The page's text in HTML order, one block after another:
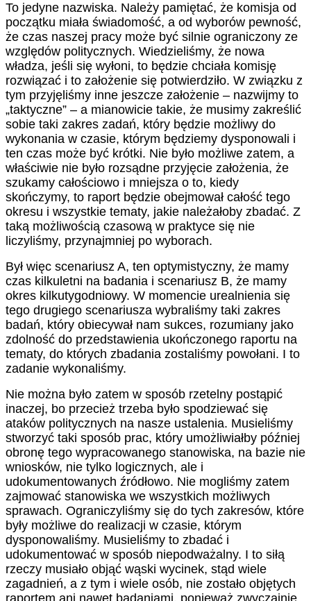
To jedyne nazwiska. Należy pamiętać, że komisja od
początku miała świadomość, a od wyborów pewność,
że czas naszej pracy może być silnie ograniczony ze
względów politycznych. Wiedzieliśmy, że nowa
władza, jeśli się wyłoni, to będzie chciała komisję
rozwiązać i to założenie się potwierdziło. W związku z
tym przyjęliśmy inne jeszcze założenie – nazwijmy to
„taktyczne” – a mianowicie takie, że musimy zakreślić
sobie taki zakres zadań, który będzie możliwy do
wykonania w czasie, którym będziemy dysponowali i
ten czas może być krótki. Nie było możliwe zatem, a
właściwie nie było rozsądne przyjęcie założenia, że
szukamy całościowo i mniejsza o to, kiedy
skończymy, to raport będzie obejmował całość tego
okresu i wszystkie tematy, jakie należałoby zbadać. Z
taką możliwością czasową w praktyce się nie
liczyliśmy, przynajmniej po wyborach.
Był więc scenariusz A, ten optymistyczny, że mamy
czas kilkuletni na badania i scenariusz B, że mamy
okres kilkutygodniowy. W momencie urealnienia się
tego drugiego scenariusza wybraliśmy taki zakres
badań, który obiecywał nam sukces, rozumiany jako
zdolność do przedstawienia ukończonego raportu na
tematy, do których zbadania zostaliśmy powołani. I to
zadanie wykonaliśmy.
Nie można było zatem w sposób rzetelny postąpić
inaczej, bo przecież trzeba było spodziewać się
ataków politycznych na nasze ustalenia. Musieliśmy
stworzyć taki sposób prac, który umożliwiałby później
obronę tego wypracowanego stanowiska, na bazie nie
wniosków, nie tylko logicznych, ale i
udokumentowanych źródłowo. Nie mogliśmy zatem
zajmować stanowiska we wszystkich możliwych
sprawach. Ograniczyliśmy się do tych zakresów, które
były możliwe do realizacji w czasie, którym
dysponowaliśmy. Musieliśmy to zbadać i
udokumentować w sposób niepodważalny. I to siłą
rzeczy musiało objąć wąski wycinek, stąd wiele
zagadnień, a z tym i wiele osób, nie zostało objętych